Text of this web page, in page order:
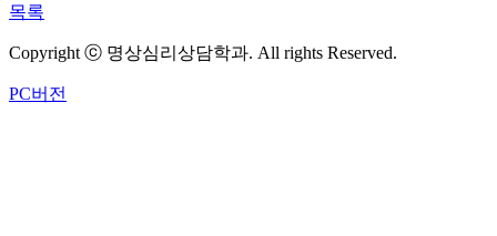
목록
Copyright ⓒ 명상심리상담학과. All rights Reserved.
PC버전